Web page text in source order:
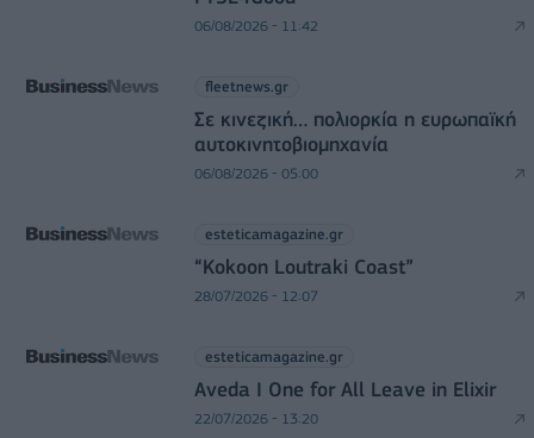
06/08/2026 - 11:42
fleetnews.gr
Σε κινεζική… πολιορκία η ευρωπαϊκή
αυτοκινητοβιομηχανία
06/08/2026 - 05:00
esteticamagazine.gr
“Kokoon Loutraki Coast”
28/07/2026 - 12:07
esteticamagazine.gr
Aveda I One for All Leave in Elixir
22/07/2026 - 13:20